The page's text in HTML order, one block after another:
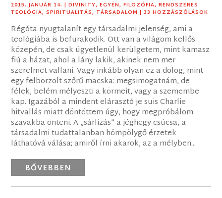
2015. JANUÁR 14. |DIVINITY,EGYÉN,FILOZÓFIA,RENDSZERES
TEOLÓGIA,SPIRITUALITÁS, TÁRSADALOM | 33 HOZZÁSZÓLÁSOK
Régóta nyugtalanít egy társadalmi jelenség, ami a
teológiába is befurakodik. Ott van a világom kellős
közepén, de csak ügyetlenül kerülgetem, mint kamasz
fiú a házat, ahol a lány lakik, akinek nem mer
szerelmet vallani. Vagy inkább olyan ez a dolog, mint
egy felborzolt szőrű macska: megsimogatnám, de
félek, belém mélyeszti a körmeit, vagy a szemembe
kap. Igazából a mindent elárasztó je suis Charlie
hitvallás miatt döntöttem úgy, hogy megpróbálom
szavakba önteni. A „sárlizás” a jéghegy csúcsa, a
társadalmi tudattalanban hömpölygő érzetek
láthatóvá válása; amiről írni akarok, az a mélyben...
BŐVEBBEN